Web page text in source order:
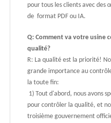
pour tous les clients avec des
de format PDF ou IA.
Q: Comment va votre usine
qualité?
R: La qualité est la priorité!
grande importance au
la toute fin:
1) Tout d'abord, nous avons
pour contrôler la qualité, et
troisième gouvernement